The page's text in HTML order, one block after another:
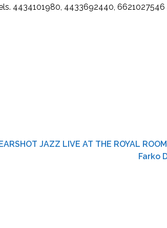
4434101980, 4433692440,
JAZZ LIVE AT THE ROYAL
Farko